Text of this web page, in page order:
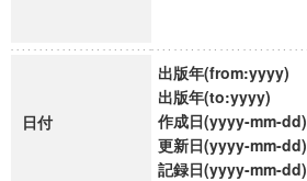
日付
出版年(from:yyyy)
出版年(to:yyyy)
作成日(yyyy-mm-dd)
更新日(yyyy-mm-dd)
記録日(yyyy-mm-dd)